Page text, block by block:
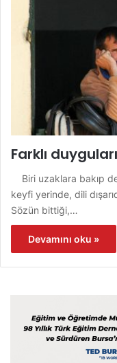
Farklı
Biri uzaklara bakıp
keyfi yerinde, dili
Sözün bittiği,…
Devamını oku »